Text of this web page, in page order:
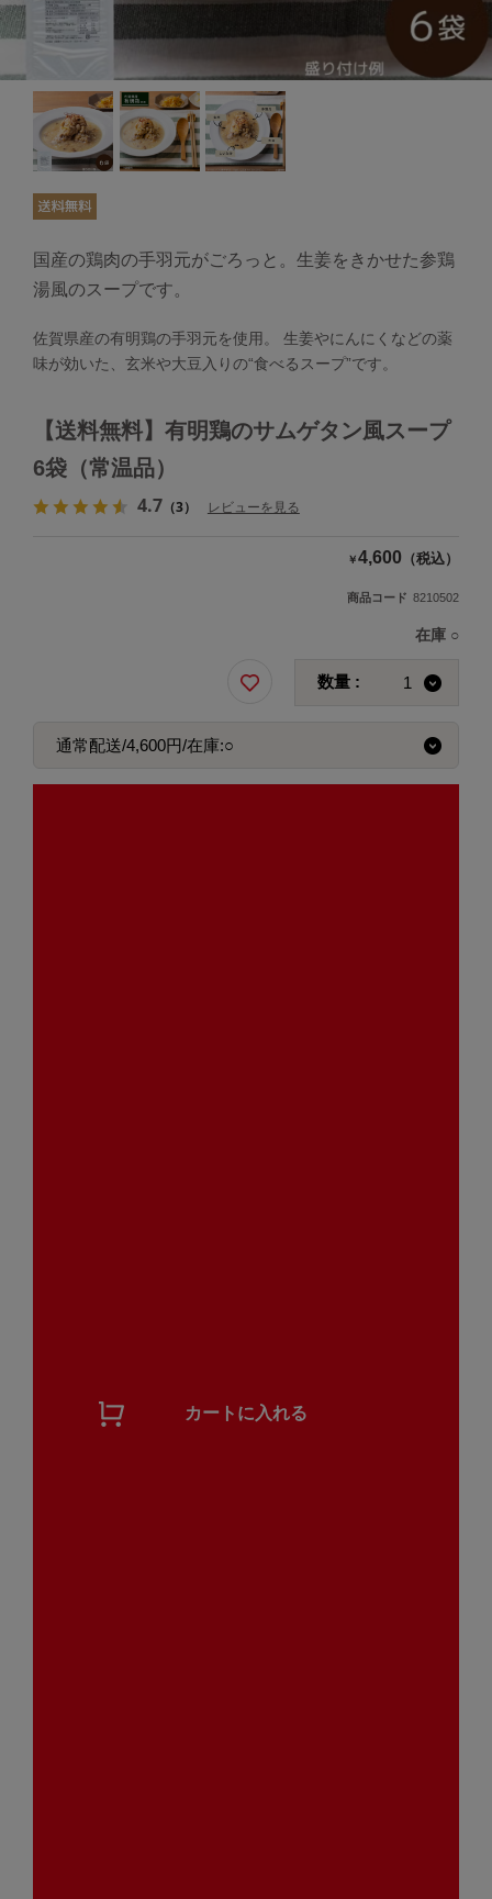
国産の鶏肉の手羽元がごろっと。生姜をきかせた参鶏
湯風のスープです。
佐賀県産の有明鶏の手羽元を使用。 生姜やにんにくなどの薬
味が効いた、玄米や大豆入りの“食べるスープ”です。
【送料無料】有明鶏のサムゲタン風スープ
6袋（常温品）
4.7（3） レビューを見る
￥4,600 （税込）
商品コード 8210502
在庫 ○
数量 :
カートに入れる